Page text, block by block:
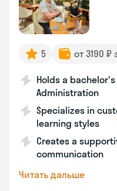
5 от 3190 ₽
Holds a
Administration
Specializes in
learning styles
Creates a
communication
Читать дальше